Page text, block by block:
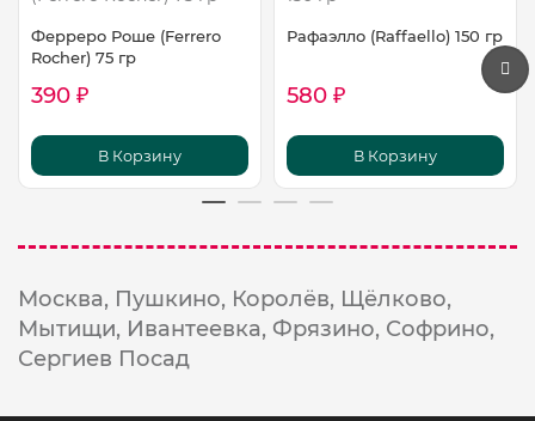
Ферреро Роше (Ferrero
Rocher) 75 гр
390 ₽
В Корзину
Рафаэлло (Raffaello) 150 гр
580 ₽
В Корзину
Москва, Пушкино, Королёв, Щёлково,
Мытищи, Ивантеевка, Фрязино, Софрино,
Сергиев Посад